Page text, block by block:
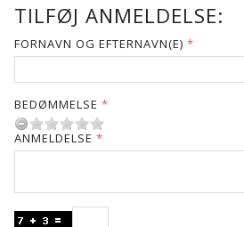
TILFØJ ANMELDELSE:
FORNAVN OG EFTERNAVN(E)
BEDØMMELSE
ANMELDELSE